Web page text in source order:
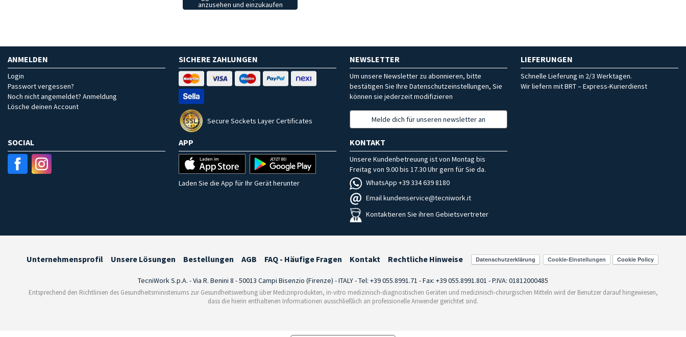
anzusehen und einzukaufen
ANMELDEN
Login
Passwort vergessen?
Noch nicht angemeldet? Anmeldung
Lösche deinen Account
SICHERE ZAHLUNGEN
Secure Sockets Layer Certificates
NEWSLETTER
Um unsere Newsletter zu abonnieren, bitte
bestätigen Sie Ihre Datenschutzeinstellungen, Sie
können sie jederzeit modifizieren
Melde dich für unseren newsletter an
LIEFERUNGEN
Schnelle Lieferung in 2/3 Werktagen.
Wir liefern mit BRT – Express-Kurierdienst
SOCIAL APP
Laden Sie die App für Ihr Gerät herunter
KONTAKT
Unsere Kundenbetreuung ist von Montag bis
Freitag von 9.00 bis 17.30 Uhr gern für Sie da.
WhatsApp +39 334 639 8180
Email kundenservice@tecniwork.it
Kontaktieren Sie ihren Gebietsvertreter
Unternehmensprofil Unsere Lösungen Bestellungen AGB FAQ - Häufige Fragen Kontakt Rechtliche Hinweise Cookie-Einstellungen
TecniWork S.p.A. - Via R. Benini 8 - 50013 Campi Bisenzio (Firenze) - ITALY - Tel: +39 055.8991.71 - Fax: +39 055.8991.801 - P.IVA: 01812000485
Entsprechend den Richtlinien des Gesundheitsministeriums zur Gesundheitswerbung über Medizinprodukten, in-vitro medizinisch-diagnostischen Geräten und medizinisch-chirurgischen Mitteln wird der Benutzer darauf hingewiesen,
dass die hierin enthaltenen Informationen ausschließlich an professionelle Anwender gerichtet sind.